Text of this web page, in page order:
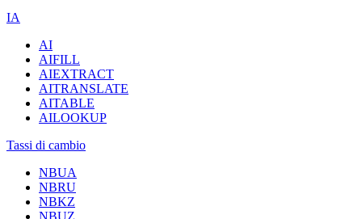
IA
AI
AIFILL
AIEXTRACT
AITRANSLATE
AITABLE
AILOOKUP
Tassi di cambio
NBUA
NBRU
NBKZ
NBUZ